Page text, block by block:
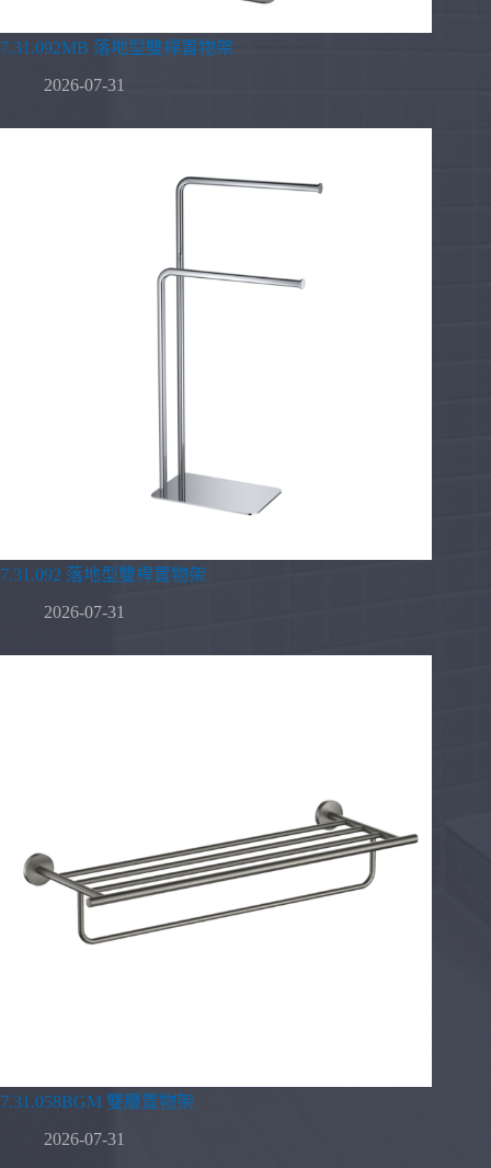
7.31.092MB 落地型雙桿置物架
2026-07-31
7.31.092 落地型雙桿置物架
2026-07-31
7.31.058BGM 雙層置物架
2026-07-31